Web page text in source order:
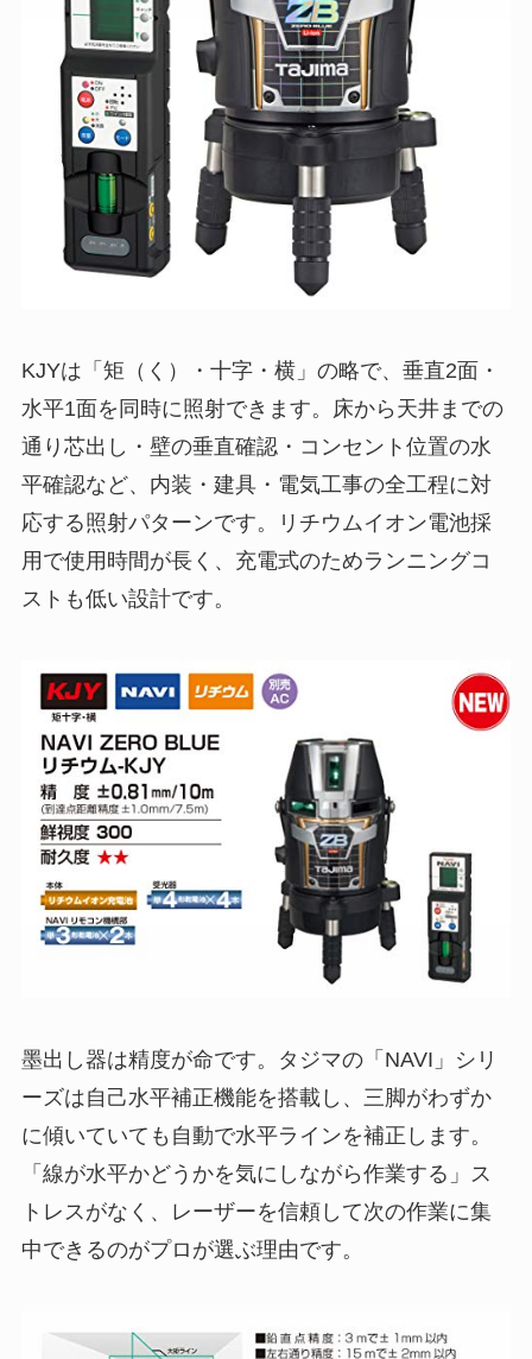
KJYは「矩（く）・十字・横」の略で、垂直2面・
水平1面を同時に照射できます。床から天井までの
通り芯出し・壁の垂直確認・コンセント位置の水
平確認など、内装・建具・電気工事の全工程に対
応する照射パターンです。リチウムイオン電池採
用で使用時間が長く、充電式のためランニングコ
ストも低い設計です。
墨出し器は精度が命です。タジマの「NAVI」シリ
ーズは自己水平補正機能を搭載し、三脚がわずか
に傾いていても自動で水平ラインを補正します。
「線が水平かどうかを気にしながら作業する」ス
トレスがなく、レーザーを信頼して次の作業に集
中できるのがプロが選ぶ理由です。